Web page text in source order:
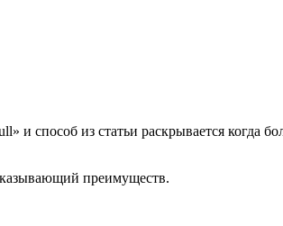
и способ из статьи раскрывается когда
преимуществ.